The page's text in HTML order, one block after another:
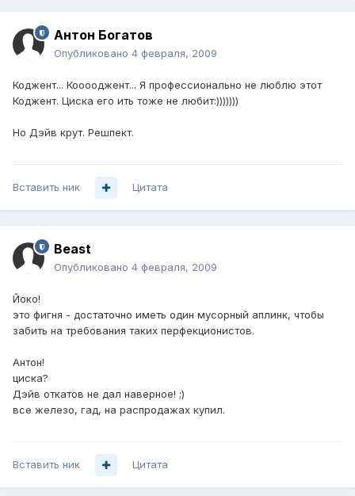
Антон Богатов
Опубликовано 4 февраля, 2009
Коджент... Кооооджент... Я профессионально не люблю этот
Коджент. Циска его ить тоже не любит:)))))))
Но Дэйв крут. Решпект.
Вставить ник Цитата
Beast
Опубликовано 4 февраля, 2009
Йоко!
это фигня - достаточно иметь один мусорный аплинк, чтобы
забить на требования таких перфекционистов.
Антон!
циска?
Дэйв откатов не дал наверное! ;)
все железо, гад, на распродажах купил.
Вставить ник Цитата